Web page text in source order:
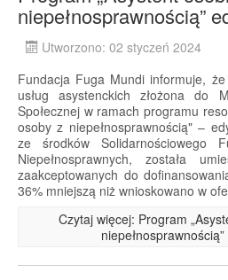
niepełnosprawnością”
Utworzono: 02 styczeń 2024
Fundacja Fuga Mundi informuje,
usług asystenckich złożona do
Społecznej w ramach programu
osoby z niepełnosprawnością" –
ze środków Solidarnościowego
Niepełnosprawnych, została
zaakceptowanych do
36% mniejszą niż wnioskowano w
Czytaj więcej: Program